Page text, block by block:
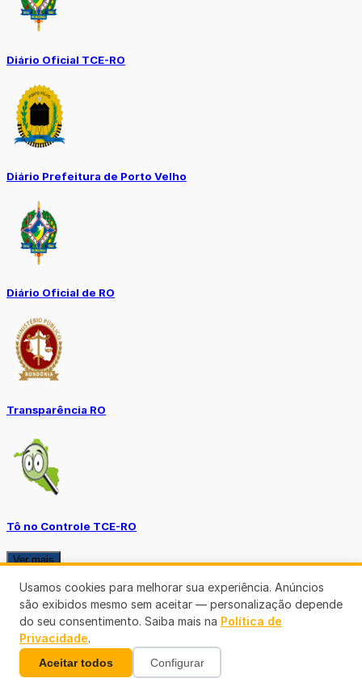
Diário Oficial TCE-RO
Diário Prefeitura de Porto Velho
Diário Oficial de RO
Transparência RO
Tô no Controle TCE-RO
Ver mais
Usamos cookies para melhorar sua experiência. Anúncios
são exibidos mesmo sem aceitar — personalização depende
do seu consentimento. Saiba mais na Política de
Privacidade.
Aceitar todos Configurar